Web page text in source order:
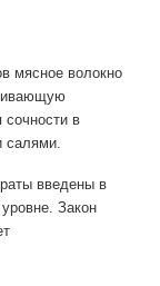
мясное волокно
в
салями.
введены в
Закон